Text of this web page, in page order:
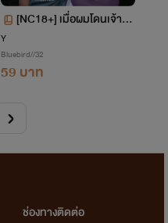
[NC18+] เมื่อผมโดนเจ้ากร
Y
Bluebird//32
59 บาท
ช่องทางติดต่อ